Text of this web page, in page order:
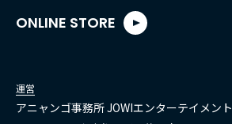
ONLINE STORE
運営
アニャンゴ事務所 JOWIエンターテイメント